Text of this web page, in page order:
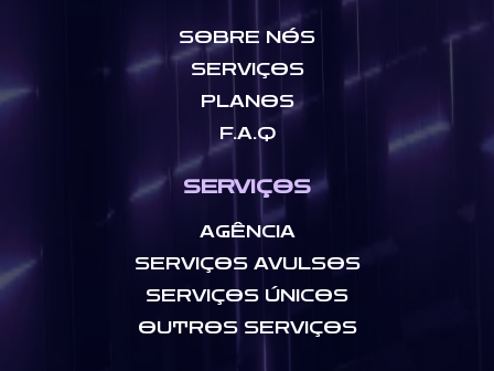
SOBRE NÓS
SERVIÇOS
PLANOS
F.A.Q
SERVIÇOS
AGÊNCIA
SERVIÇOS AVULSOS
SERVIÇOS ÚNICOS
OUTROS SERVIÇOS